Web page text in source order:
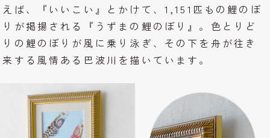
えば、『いいこい』とかけて、1,151匹もの鯉のぼ
りが掲揚される『うずまの鯉のぼり』。色とりど
りの鯉のぼりが風に乗り泳ぎ、その下を舟が往き
来する風情ある巴波川を描いています。